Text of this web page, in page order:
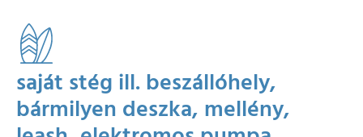
saját stég ill. beszállóhely,
bármilyen deszka, mellény,